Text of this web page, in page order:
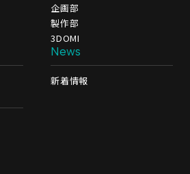
企画部
製作部
3DOMI
News
新着情報